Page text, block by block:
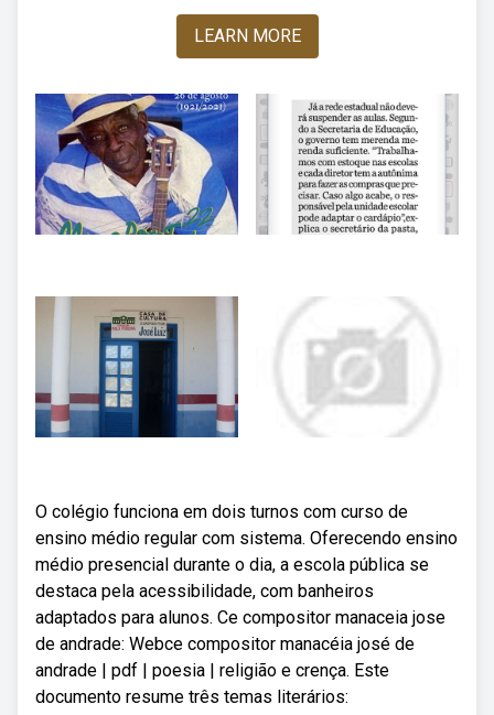
LEARN MORE
O colégio funciona em dois turnos com curso de
ensino médio regular com sistema. Oferecendo ensino
médio presencial durante o dia, a escola pública se
destaca pela acessibilidade, com banheiros
adaptados para alunos. Ce compositor manaceia jose
de andrade: Webce compositor manacéia josé de
andrade | pdf | poesia | religião e crença. Este
documento resume três temas literários: